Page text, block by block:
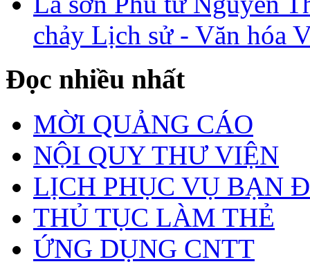
chảy Lịch sử - Văn hóa
Đọc nhiều nhất
MỜI QUẢNG CÁO
NỘI QUY THƯ VIỆN
LỊCH PHỤC VỤ BẠN
THỦ TỤC LÀM THẺ
ỨNG DỤNG CNTT